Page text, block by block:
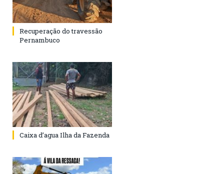
Recuperação do travessão
Pernambuco
Caixa d’agua Ilha da Fazenda